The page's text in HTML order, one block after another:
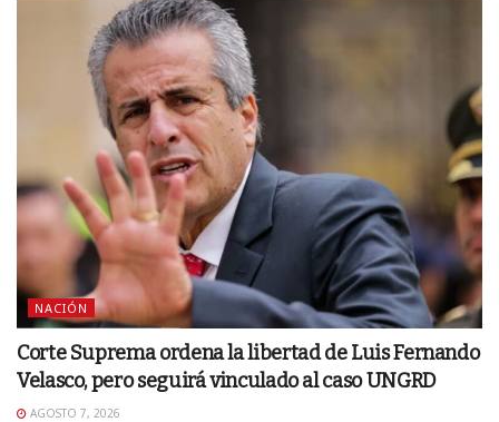
NACIÓN
Corte Suprema ordena la libertad de Luis Fernando
Velasco, pero seguirá vinculado al caso UNGRD
AGOSTO 7, 2026